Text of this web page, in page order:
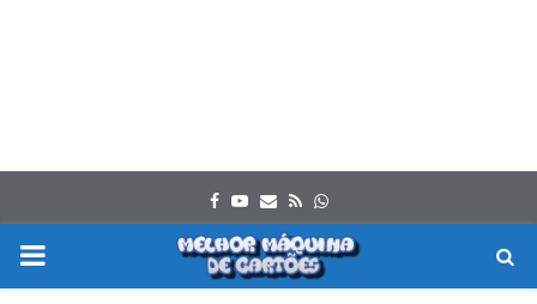
Facebook
Youtube
Email
RssWhatsapp
PRIMARY